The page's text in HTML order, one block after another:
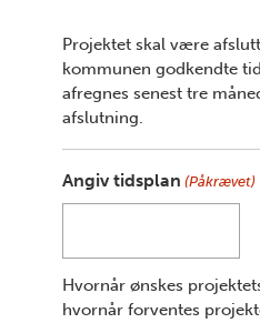
Projektet skal være
kommunen godkendte
afregnes senest tre
afslutning.
Angiv tidsplan (Påkrævet)
Hvornår ønskes
hvornår forventes